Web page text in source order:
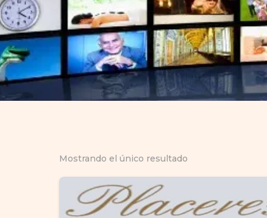
Mostrando el único resultado